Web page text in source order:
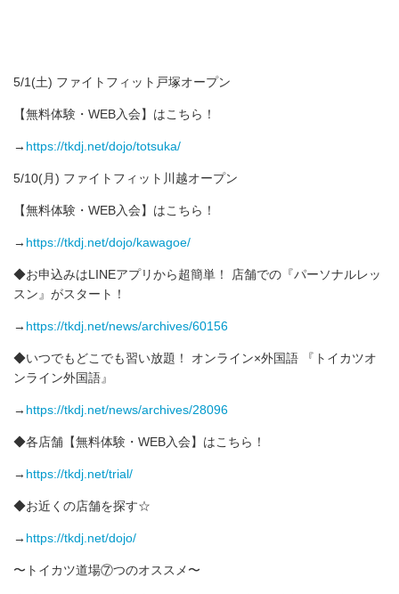
5/1(土) ファイトフィット戸塚オープン
【無料体験・WEB入会】はこちら！
→ https://tkdj.net/dojo/totsuka/
5/10(月) ファイトフィット川越オープン
【無料体験・WEB入会】はこちら！
→ https://tkdj.net/dojo/kawagoe/
◆お申込みはLINEアプリから超簡単！ 店舗での『パーソナルレッ
スン』がスタート！
→ https://tkdj.net/news/archives/60156
◆いつでもどこでも習い放題！ オンライン×外国語 『トイカツオ
ンライン外国語』
→ https://tkdj.net/news/archives/28096
◆各店舗【無料体験・WEB入会】はこちら！
→ https://tkdj.net/trial/
◆お近くの店舗を探す☆
→ https://tkdj.net/dojo/
〜トイカツ道場⑦つのオススメ〜